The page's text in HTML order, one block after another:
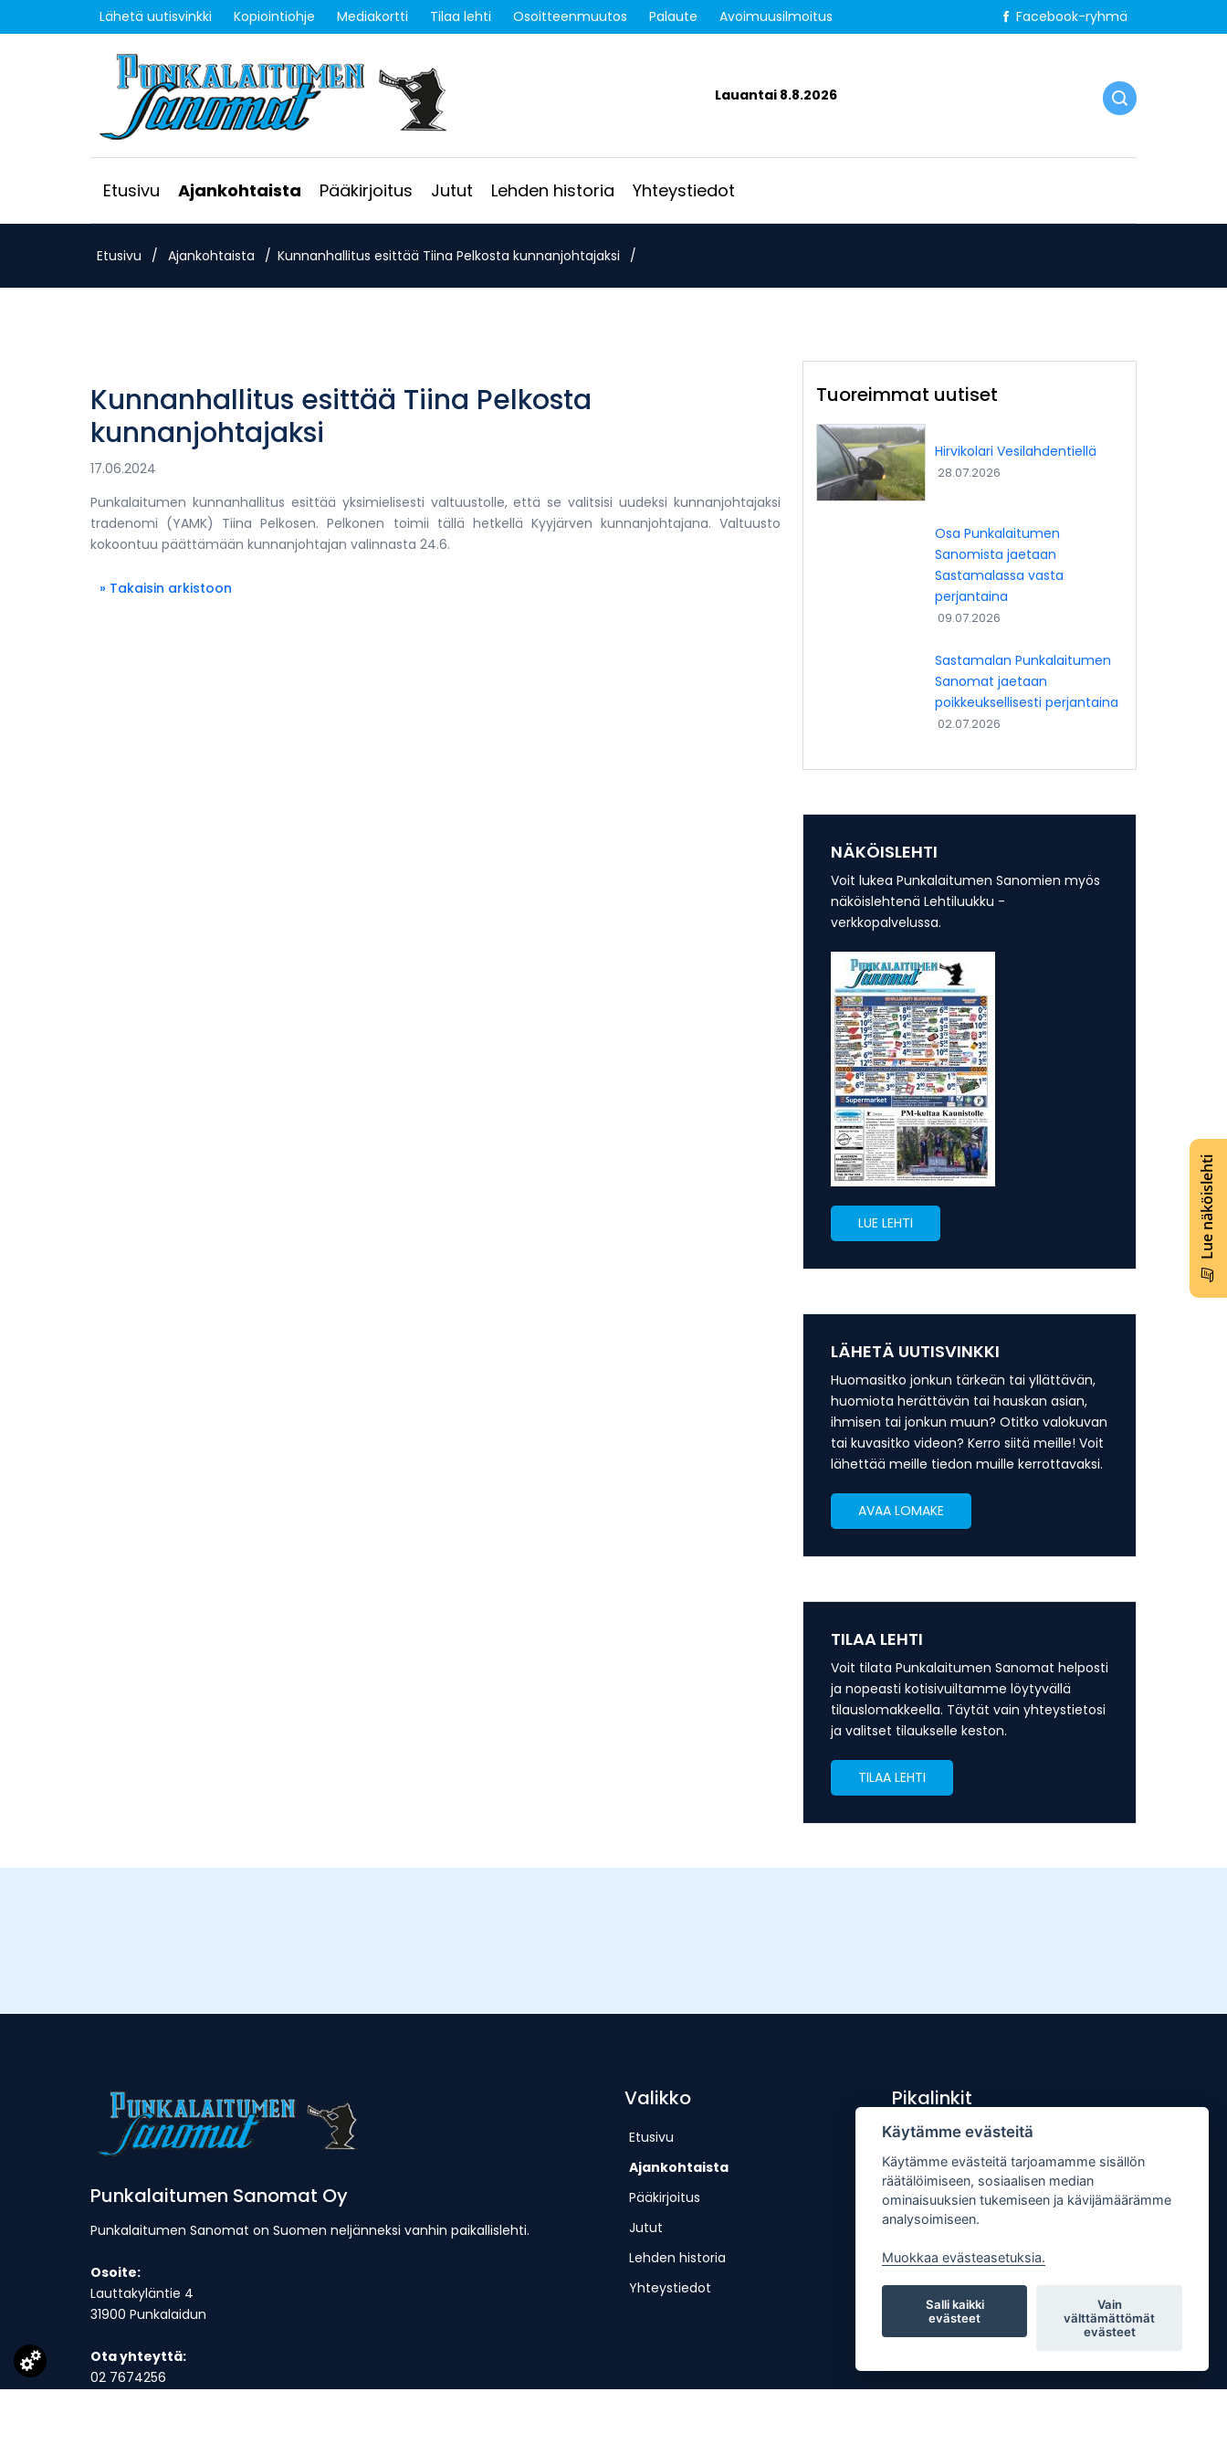
Lue näköislehti
Lähetä uutisvinkki Kopiointiohje Mediakortti Tilaa lehti Osoitteenmuutos Palaute Avoimuusilmoitus Facebook-ryhmä
Lauantai 8.8.2026
Etusivu Ajankohtaista Pääkirjoitus Jutut Lehden historia Yhteystiedot
Etusivu / Ajankohtaista / Kunnanhallitus esittää Tiina Pelkosta kunnanjohtajaksi /
Kunnanhallitus esittää Tiina Pelkosta
kunnanjohtajaksi
17.06.2024
Punkalaitumen kunnanhallitus esittää yksimielisesti valtuustolle, että se valitsisi uudeksi kunnanjohtajaksi
tradenomi (YAMK) Tiina Pelkosen. Pelkonen toimii tällä hetkellä Kyyjärven kunnanjohtajana. Valtuusto
kokoontuu päättämään kunnanjohtajan valinnasta 24.6.
» Takaisin arkistoon
Tuoreimmat uutiset
Hirvikolari Vesilahdentiellä
28.07.2026
Osa Punkalaitumen
Sanomista jaetaan
Sastamalassa vasta
perjantaina
09.07.2026
Sastamalan Punkalaitumen
Sanomat jaetaan
poikkeuksellisesti perjantaina
02.07.2026
NÄKÖISLEHTI
Voit lukea Punkalaitumen Sanomien myös
näköislehtenä Lehtiluukku -
verkkopalvelussa.
LUE LEHTI
LÄHETÄ UUTISVINKKI
Huomasitko jonkun tärkeän tai yllättävän,
huomiota herättävän tai hauskan asian,
ihmisen tai jonkun muun? Otitko valokuvan
tai kuvasitko videon? Kerro siitä meille! Voit
lähettää meille tiedon muille kerrottavaksi.
AVAA LOMAKE
TILAA LEHTI
Voit tilata Punkalaitumen Sanomat helposti
ja nopeasti kotisivuiltamme löytyvällä
tilauslomakkeella. Täytät vain yhteystietosi
ja valitset tilaukselle keston.
TILAA LEHTI
Punkalaitumen Sanomat Oy
Punkalaitumen Sanomat on Suomen neljänneksi vanhin paikallislehti.
Osoite:
Lauttakyläntie 4
31900 Punkalaidun
Ota yhteyttä:
02 7674256
Valikko
Etusivu
Ajankohtaista
Pääkirjoitus
Jutut
Lehden historia
Yhteystiedot
Pikalinkit
Lähetä uutisvinkki
Kopiointiohje
Mediakortti
Tilaa lehti
Osoitteenmuutos
Palaute
Käytämme evästeitä
Käytämme evästeitä tarjoamamme sisällön
räätälöimiseen, sosiaalisen median
ominaisuuksien tukemiseen ja kävijämäärämme
analysoimiseen.
Muokkaa evästeasetuksia.
Salli kaikki
evästeet
Vain
välttämättömät
evästeet